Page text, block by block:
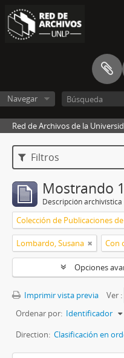
Navegar
Red de Archivos de la
Filtros
Mostrando
Descripción archivística
Lombardo, Susana Con
Opciones
Imprimir vista previa
Ver :
Ordenar por: Identificador
Direction: Clasificación en